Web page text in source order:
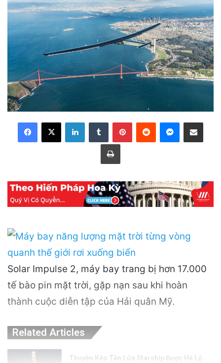
LinkedInTumblr PinterestReddit Messenger
Share via Email
Print
Solar Impulse 2, máy bay trang bị hơn 17.000
tế bào pin mặt trời, gặp nạn sau khi hoàn
thành cuộc diễn tập của Hải quân Mỹ.
Related Articles
Thuyền Kéo Tên Lửa Starship Được Hé Lộ